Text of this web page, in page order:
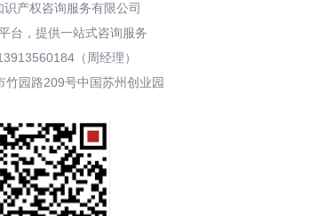
产权咨询服务有限公司
台，提供一站式咨询服务
（周经理）
竹园路209号中国苏州创业园